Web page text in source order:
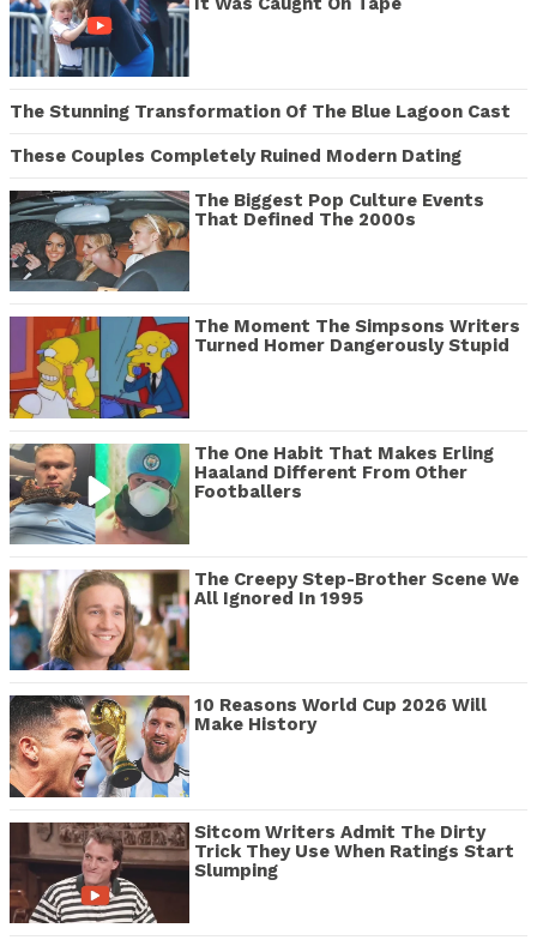
The Stunning Transformation Of The Blue Lagoon Cast
These Couples Completely Ruined Modern Dating
The Biggest Pop Culture Events
That Defined The 2000s
The Moment The Simpsons Writers
Turned Homer Dangerously Stupid
The One Habit That Makes Erling
Haaland Different From Other
Footballers
The Creepy Step-Brother Scene We
All Ignored In 1995
10 Reasons World Cup 2026 Will
Make History
Sitcom Writers Admit The Dirty
Trick They Use When Ratings Start
Slumping